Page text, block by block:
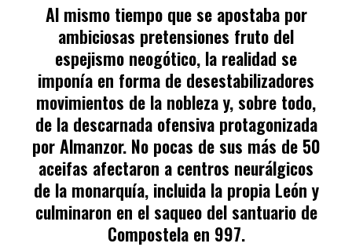
DE
AYALA
MARTÍNEZ
Al mismo tiempo que se apostaba por
ambiciosas pretensiones fruto del
espejismo neogótico, la realidad se
imponía en forma de desestabilizadores
movimientos de la nobleza y, sobre todo,
de la descarnada ofensiva protagonizada
por Almanzor. No pocas de sus más de 50
aceifas afectaron a centros neurálgicos
de la monarquía, incluida la propia León y
culminaron en el saqueo del santuario de
Compostela en 997.